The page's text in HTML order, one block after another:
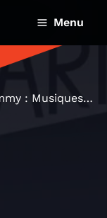
Menu
Yummy : Musiques débiles